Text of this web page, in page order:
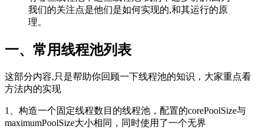
我们的关注点是他们是如何实现的,和其运行的原
理。
一、常用线程池列表
这部分内容,只是帮助你回顾一下线程池的知识，大家重点看
方法内的实现
1、构造一个固定线程数目的线程池，配置的corePoolSize与
maximumPoolSize大小相同，同时使用了一个无界